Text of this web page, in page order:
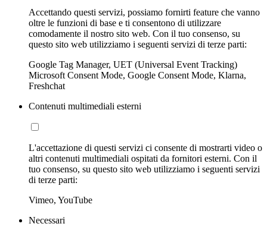
Accettando questi servizi, possiamo fornirti feature che vanno
oltre le funzioni di base e ti consentono di utilizzare
comodamente il nostro sito web. Con il tuo consenso, su
questo sito web utilizziamo i seguenti servizi di terze parti:
Google Tag Manager, UET (Universal Event Tracking)
Microsoft Consent Mode, Google Consent Mode, Klarna,
Freshchat
Contenuti multimediali esterni
L'accettazione di questi servizi ci consente di mostrarti video o
altri contenuti multimediali ospitati da fornitori esterni. Con il
tuo consenso, su questo sito web utilizziamo i seguenti servizi
di terze parti:
Vimeo, YouTube
Necessari